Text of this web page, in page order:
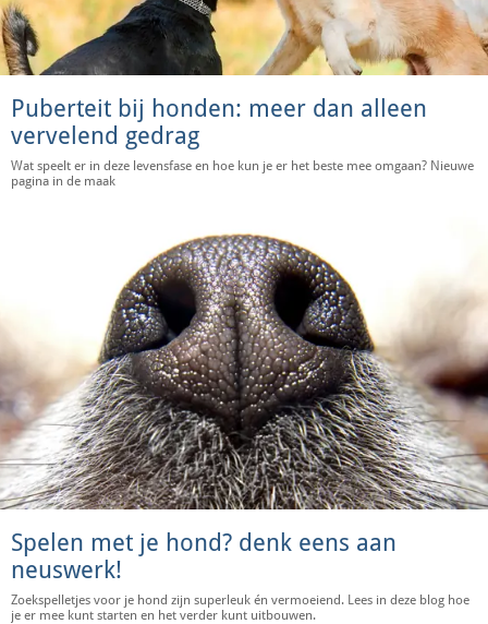
Puberteit bij honden: meer dan alleen
vervelend gedrag
Wat speelt er in deze levensfase en hoe kun je er het beste mee omgaan? Nieuwe
pagina in de maak
Spelen met je hond? denk eens aan
neuswerk!
Zoekspelletjes voor je hond zijn superleuk én vermoeiend. Lees in deze blog hoe
je er mee kunt starten en het verder kunt uitbouwen.